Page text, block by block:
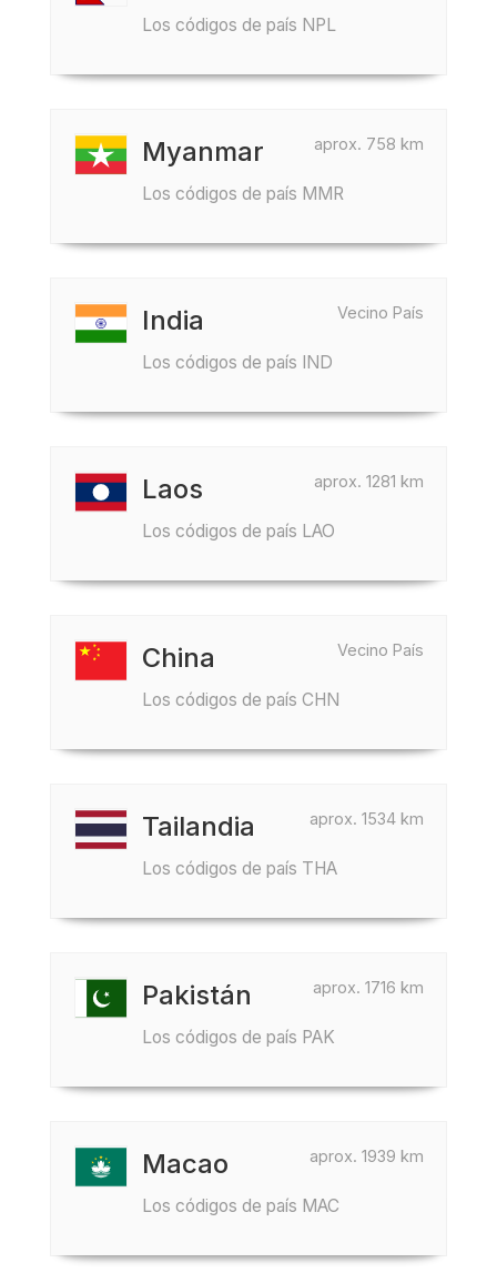
Los códigos de país NPL
aprox. 758 km
Myanmar
Los códigos de país MMR
Vecino País
India
Los códigos de país IND
aprox. 1281 km
Laos
Los códigos de país LAO
Vecino País
China
Los códigos de país CHN
aprox. 1534 km
Tailandia
Los códigos de país THA
aprox. 1716 km
Pakistán
Los códigos de país PAK
aprox. 1939 km
Macao
Los códigos de país MAC